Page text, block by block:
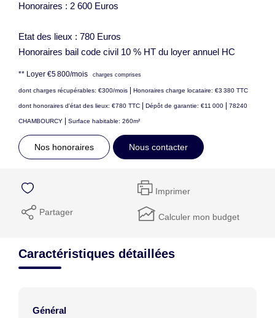
Honoraires : 2 600 Euros
Etat des lieux : 780 Euros
Honoraires bail code civil 10 % HT du loyer annuel HC
** Loyer €5 800/mois charges comprises
dont charges récupérables: €300/mois | Honoraires charge locataire: €3 380 TTC
dont honoraires d'état des lieux: €780 TTC | Dépôt de garantie: €11 000 | 78240
CHAMBOURCY | Surface habitable: 260m²
Nos honoraires Nous contacter
Imprimer
Partager Calculer mon budget
Caractéristiques détaillées
Général